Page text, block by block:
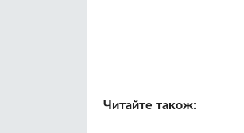
Читайте також: